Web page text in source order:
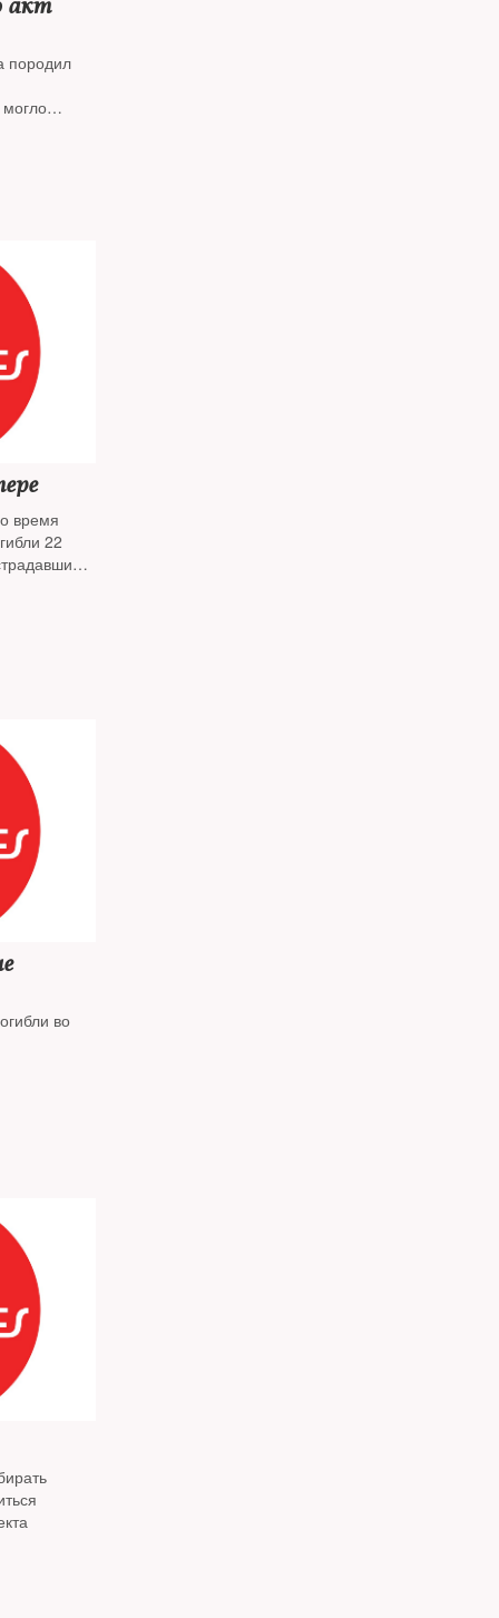
акт
породил
могло
для
почему
в
в
два
КГБ
время
22
во